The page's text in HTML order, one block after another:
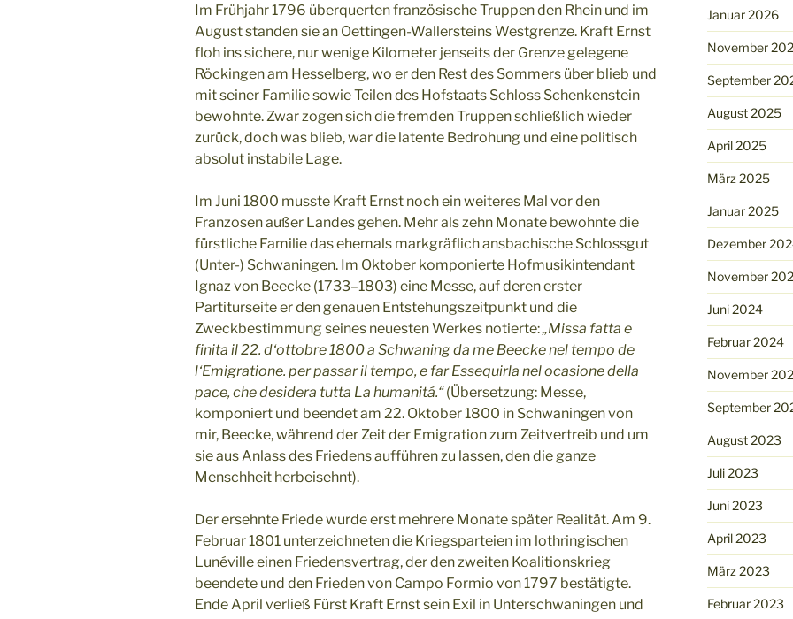
Im Frühjahr 1796 überquerten französische Truppen den Rhein und im
August standen sie an Oettingen-Wallersteins Westgrenze. Kraft Ernst
floh ins sichere, nur wenige Kilometer jenseits der Grenze gelegene
Röckingen am Hesselberg, wo er den Rest des Sommers über blieb und
mit seiner Familie sowie Teilen des Hofstaats Schloss Schenkenstein
bewohnte. Zwar zogen sich die fremden Truppen schließlich wieder
zurück, doch was blieb, war die latente Bedrohung und eine politisch
absolut instabile Lage.
Im Juni 1800 musste Kraft Ernst noch ein weiteres Mal vor den
Franzosen außer Landes gehen. Mehr als zehn Monate bewohnte die
fürstliche Familie das ehemals markgräflich ansbachische Schlossgut
(Unter-) Schwaningen. Im Oktober komponierte Hofmusikintendant
Ignaz von Beecke (1733–1803) eine Messe, auf deren erster
Partiturseite er den genauen Entstehungszeitpunkt und die
Zweckbestimmung seines neuesten Werkes notierte:„Missa fatta e
finita il 22. d‘ottobre 1800 a Schwaning da me Beecke nel tempo de
l‘Emigratione. per passar il tempo, e far Essequirla nel ocasione della
pace, che desidera tutta La humanitá.“(Übersetzung: Messe,
komponiert und beendet am 22. Oktober 1800 in Schwaningen von
mir, Beecke, während der Zeit der Emigration zum Zeitvertreib und um
sie aus Anlass des Friedens aufführen zu lassen, den die ganze
Menschheit herbeisehnt).
Der ersehnte Friede wurde erst mehrere Monate später Realität. Am 9.
Februar 1801 unterzeichneten die Kriegsparteien im lothringischen
Lunéville einen Friedensvertrag, der den zweiten Koalitionskrieg
beendete und den Frieden von Campo Formio von 1797 bestätigte.
Ende April verließ Fürst Kraft Ernst sein Exil in Unterschwaningen und
Januar 2026
November
September
August 2025
April 2025
März 2025
Januar 2025
Dezember
November
Juni 2024
Februar 2024
November
September
August 2023
Juli 2023
Juni 2023
April 2023
März 2023
Februar 2023